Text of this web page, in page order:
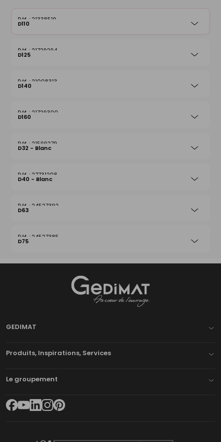
21338519
D110
21729294
D125
21008313
D140
21729300
D160
21599279
D32 - Blanc
27731208
D40 - Blanc
24527392
D63
24527385
D75
GEDIMAT
Produits, Inspirations, Services
Le groupement